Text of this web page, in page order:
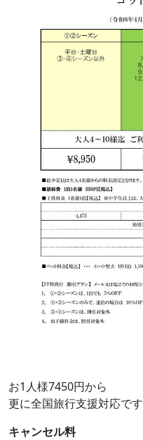
お1人様7450円から
更に全国旅行支援対応です
キャンセル料